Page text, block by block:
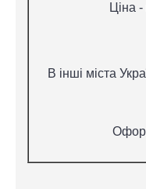
Ціна
В інші міста